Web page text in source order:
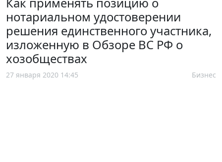
нотариальном удостоверении
решения единственного участника,
изложенную в Обзоре ВС РФ о
хозобществах
27 января 2020 14:45 Бизнес